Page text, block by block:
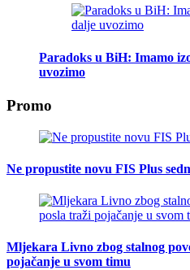
Paradoks u BiH: Imamo
uvozimo
Promo
Ne propustite novu FIS Plus
Mljekara Livno zbog stalnog
pojačanje u svom timu